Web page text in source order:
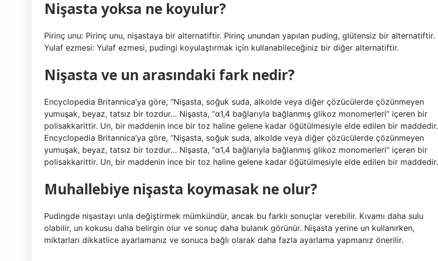
Nişasta yoksa ne koyulur?
Pirinç unu: Pirinç unu, nişastaya bir alternatiftir. Pirinç unundan yapılan puding, glütensiz bir alternatiftir.
Yulaf ezmesi: Yulaf ezmesi, pudingi koyulaştırmak için kullanabileceğiniz bir diğer alternatiftir.
Nişasta ve un arasındaki fark nedir?
Encyclopedia Britannica’ya göre, “Nişasta, soğuk suda, alkolde veya diğer çözücülerde çözünmeyen
yumuşak, beyaz, tatsız bir tozdur… Nişasta, “α1,4 bağlarıyla bağlanmış glikoz monomerleri” içeren bir
polisakkarittir. Un, bir maddenin ince bir toz haline gelene kadar öğütülmesiyle elde edilen bir maddedir.
Encyclopedia Britannica’ya göre, “Nişasta, soğuk suda, alkolde veya diğer çözücülerde çözünmeyen
yumuşak, beyaz, tatsız bir tozdur… Nişasta, “α1,4 bağlarıyla bağlanmış glikoz monomerleri” içeren bir
polisakkarittir. Un, bir maddenin ince bir toz haline gelene kadar öğütülmesiyle elde edilen bir maddedir.
Muhallebiye nişasta koymasak ne olur?
Pudingde nişastayı unla değiştirmek mümkündür, ancak bu farklı sonuçlar verebilir. Kıvamı daha sulu
olabilir, un kokusu daha belirgin olur ve sonuç daha bulanık görünür. Nişasta yerine un kullanırken,
miktarları dikkatlice ayarlamanız ve sonuca bağlı olarak daha fazla ayarlama yapmanız önerilir.